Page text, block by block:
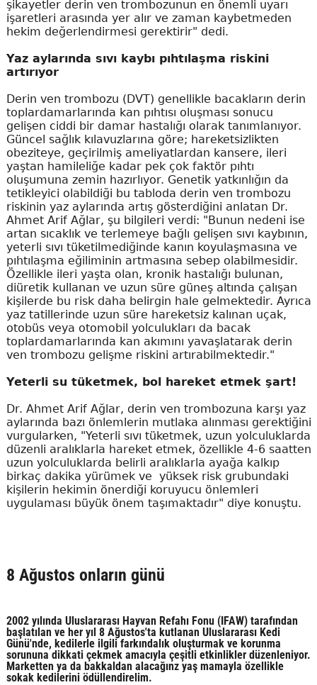
şikayetler derin ven trombozunun en önemli uyarı
işaretleri arasında yer alır ve zaman kaybetmeden
hekim değerlendirmesi gerektirir" dedi.
Yaz aylarında sıvı kaybı pıhtılaşma riskini
artırıyor
Derin ven trombozu (DVT) genellikle bacakların derin
toplardamarlarında kan pıhtısı oluşması sonucu
gelişen ciddi bir damar hastalığı olarak tanımlanıyor.
Güncel sağlık kılavuzlarına göre; hareketsizlikten
obeziteye, geçirilmiş ameliyatlardan kansere, ileri
yaştan hamileliğe kadar pek çok faktör pıhtı
oluşumuna zemin hazırlıyor. Genetik yatkınlığın da
tetikleyici olabildiği bu tabloda derin ven trombozu
riskinin yaz aylarında artış gösterdiğini anlatan Dr.
Ahmet Arif Ağlar, şu bilgileri verdi: "Bunun nedeni ise
artan sıcaklık ve terlemeye bağlı gelişen sıvı kaybının,
yeterli sıvı tüketilmediğinde kanın koyulaşmasına ve
pıhtılaşma eğiliminin artmasına sebep olabilmesidir.
Özellikle ileri yaşta olan, kronik hastalığı bulunan,
diüretik kullanan ve uzun süre güneş altında çalışan
kişilerde bu risk daha belirgin hale gelmektedir. Ayrıca
yaz tatillerinde uzun süre hareketsiz kalınan uçak,
otobüs veya otomobil yolculukları da bacak
toplardamarlarında kan akımını yavaşlatarak derin
ven trombozu gelişme riskini artırabilmektedir."
Yeterli su tüketmek, bol hareket etmek şart!
Dr. Ahmet Arif Ağlar, derin ven trombozuna karşı yaz
aylarında bazı önlemlerin mutlaka alınması gerektiğini
vurgularken, "Yeterli sıvı tüketmek, uzun yolculuklarda
düzenli aralıklarla hareket etmek, özellikle 4-6 saatten
uzun yolculuklarda belirli aralıklarla ayağa kalkıp
birkaç dakika yürümek ve yüksek risk grubundaki
kişilerin hekimin önerdiği koruyucu önlemleri
uygulaması büyük önem taşımaktadır" diye konuştu.
8 Ağustos onların günü
2002 yılında Uluslararası Hayvan Refahı Fonu (IFAW) tarafından
başlatılan ve her yıl 8 Ağustos'ta kutlanan Uluslararası Kedi
Günü'nde, kedilerle ilgili farkındalık oluşturmak ve korunma
sorununa dikkati çekmek amacıyla çeşitli etkinlikler düzenleniyor.
Marketten ya da bakkaldan alacağınz yaş mamayla özellikle
sokak kedilerini ödüllendirelim.